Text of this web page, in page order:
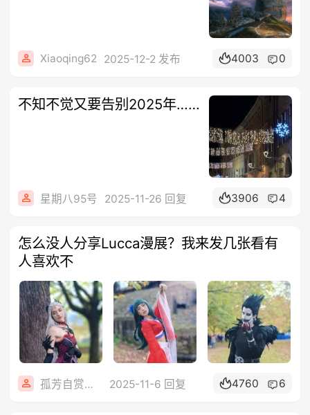
Xiaoqing62 2025-12-2 发布 4003 0
不知不觉又要告别2025年……
星期八95号 2025-11-26 回复 3906 4
怎么没人分享Lucca漫展？我来发几张看有
人喜欢不
孤芳自赏☋冷暖自知 2025-11-6 回复 4760 6